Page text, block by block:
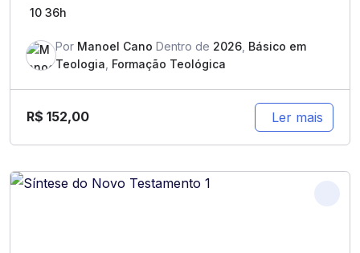
10 36h
Por Manoel Cano Dentro de 2026 Básico em
Teologia Formação Teológica
R$ 152,00 Ler mais